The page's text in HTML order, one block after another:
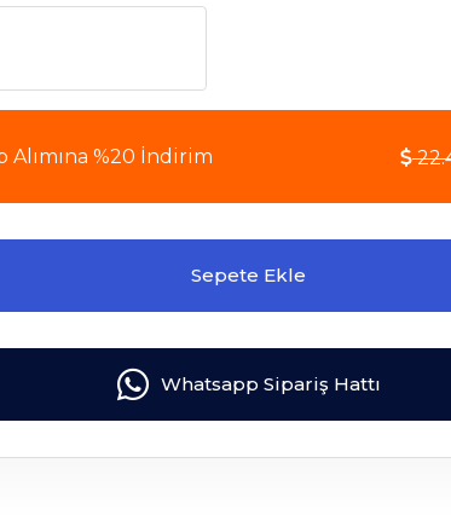
Alımına %20 İndirim
Sepete Ekle
Whatsapp Sipariş Hattı